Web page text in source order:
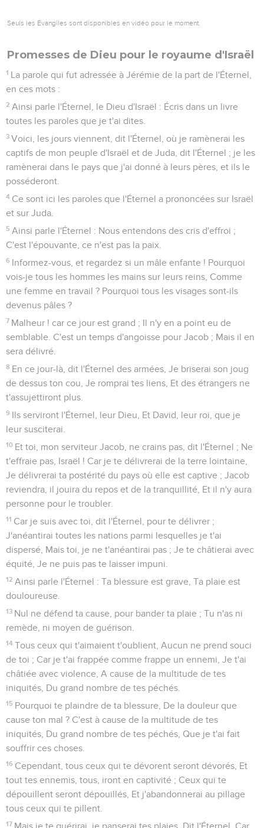
Seuls les Évangiles sont disponibles en vidéo pour le moment.
Promesses de Dieu pour le royaume d'Israël
1 La parole qui fut adressée à Jérémie de la part de l'Éternel,
en ces mots :
2 Ainsi parle l'Éternel, le Dieu d'Israël : Écris dans un livre
toutes les paroles que je t'ai dites.
3 Voici, les jours viennent, dit l'Éternel, où je ramènerai les
captifs de mon peuple d'Israël et de Juda, dit l'Éternel ; je les
ramènerai dans le pays que j'ai donné à leurs pères, et ils le
posséderont.
4 Ce sont ici les paroles que l'Éternel a prononcées sur Israël
et sur Juda.
5 Ainsi parle l'Éternel : Nous entendons des cris d'effroi ;
C'est l'épouvante, ce n'est pas la paix.
6 Informez-vous, et regardez si un mâle enfante ! Pourquoi
vois-je tous les hommes les mains sur leurs reins, Comme
une femme en travail ? Pourquoi tous les visages sont-ils
devenus pâles ?
7 Malheur ! car ce jour est grand ; Il n'y en a point eu de
semblable. C'est un temps d'angoisse pour Jacob ; Mais il en
sera délivré.
8 En ce jour-là, dit l'Éternel des armées, Je briserai son joug
de dessus ton cou, Je romprai tes liens, Et des étrangers ne
t'assujettiront plus.
9 Ils serviront l'Éternel, leur Dieu, Et David, leur roi, que je
leur susciterai.
10 Et toi, mon serviteur Jacob, ne crains pas, dit l'Éternel ; Ne
t'effraie pas, Israël ! Car je te délivrerai de la terre lointaine,
Je délivrerai ta postérité du pays où elle est captive ; Jacob
reviendra, il jouira du repos et de la tranquillité, Et il n'y aura
personne pour le troubler.
11 Car je suis avec toi, dit l'Éternel, pour te délivrer ;
J'anéantirai toutes les nations parmi lesquelles je t'ai
dispersé, Mais toi, je ne t'anéantirai pas ; Je te châtierai avec
équité, Je ne puis pas te laisser impuni.
12 Ainsi parle l'Éternel : Ta blessure est grave, Ta plaie est
douloureuse.
13 Nul ne défend ta cause, pour bander ta plaie ; Tu n'as ni
remède, ni moyen de guérison.
14 Tous ceux qui t'aimaient t'oublient, Aucun ne prend souci
de toi ; Car je t'ai frappée comme frappe un ennemi, Je t'ai
châtiée avec violence, A cause de la multitude de tes
iniquités, Du grand nombre de tes péchés.
15 Pourquoi te plaindre de ta blessure, De la douleur que
cause ton mal ? C'est à cause de la multitude de tes
iniquités, Du grand nombre de tes péchés, Que je t'ai fait
souffrir ces choses.
16 Cependant, tous ceux qui te dévorent seront dévorés, Et
tout tes ennemis, tous, iront en captivité ; Ceux qui te
dépouillent seront dépouillés, Et j'abandonnerai au pillage
tous ceux qui te pillent.
17 Mais je te guérirai, je panserai tes plaies, Dit l'Éternel. Car